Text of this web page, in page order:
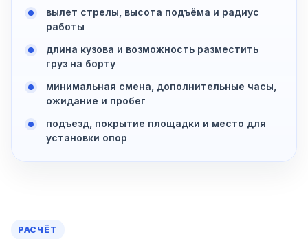
вылет стрелы, высота подъёма и радиус
работы
длина кузова и возможность разместить
груз на борту
минимальная смена, дополнительные часы,
ожидание и пробег
подъезд, покрытие площадки и место для
установки опор
РАСЧЁТ